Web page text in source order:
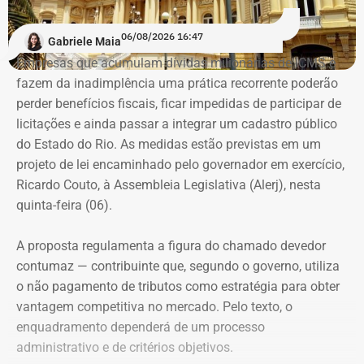
“A ideia de dar aulas especificas para mulheres se
defenderem de casos de violência surgiu do encontro
entre a prática do esporte e a observação de uma
demanda real do cotidiano feminino. O principal gatilho
que muitas sentem é a constatação do medo. Por isso, os
treinamentos vão além dos socos. O foco principal é a
consciência situacional e a capacidade de reação rápida
antes mesmo que o contato físico aconteça”, comenta.
Evolução do patrimônio declarado por Fred Pacheco à Justiça Eleitoral
entre 2012 e 2026, em valores nominais e corrigidos pela inflação (IPCA) –
Tabela: Imagem gerada por IA
Apesar da recuperação, o valor ainda está 16,3% abaixo,
Quando a comparação é feita em valores corrigidos pela
inflação, a diferença chega a 30,1%.
Patrimônio de Fred Pacheco é
composto em sua maioria por
Gabriele Maia06/08/2026 16:47
Empresas que acumulam dívidas milionárias de ICMS e
fazem da inadimplência uma prática recorrente poderão
perder benefícios fiscais, ficar impedidas de participar de
licitações e ainda passar a integrar um cadastro público
do Estado do Rio. As medidas estão previstas em um
projeto de lei encaminhado pelo governador em exercício,
Ricardo Couto, à Assembleia Legislativa (Alerj), nesta
quinta-feira (06).
A proposta regulamenta a figura do chamado devedor
contumaz — contribuinte que, segundo o governo, utiliza
o não pagamento de tributos como estratégia para obter
vantagem competitiva no mercado. Pelo texto, o
enquadramento dependerá de um processo
administrativo e de critérios objetivos.